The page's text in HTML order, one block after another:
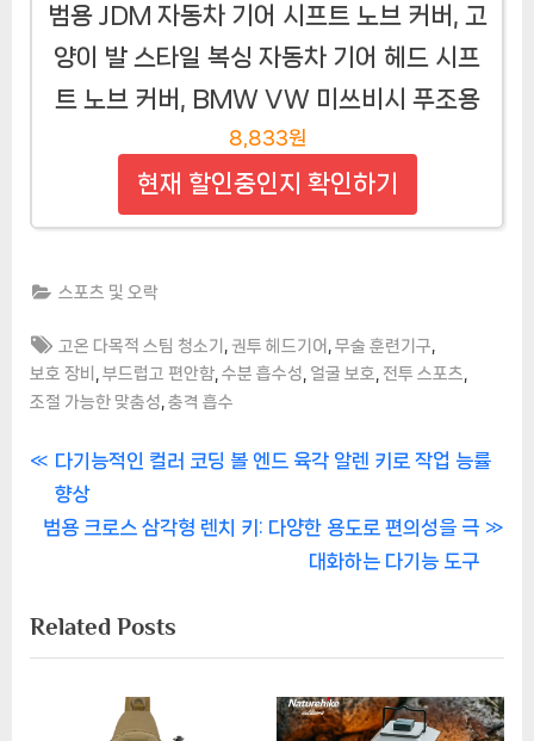
범용 JDM 자동차 기어 시프트 노브 커버, 고
양이 발 스타일 복싱 자동차 기어 헤드 시프
트 노브 커버, BMW VW 미쓰비시 푸조용
8,833원
현재 할인중인지 확인하기
스포츠 및 오락
Tags:
고온 다목적 스팀 청소기 권투 헤드기어 ,무술 훈련기구
보호 장비
부드럽고 편안함 수분 흡수성 얼굴 보호 전투 스포츠
조절 가능한 맞춤성 충격 흡수
글
탐
P
r
e
o
u
다기능적인 컬러 코딩 볼 엔드 육각 알렌 키로 작업 능률
향상
N
t
P
범용 크로스 삼각형 렌치 키: 다양한 용도로 편의성을 극
대화하는 다기능 도구
Related Posts